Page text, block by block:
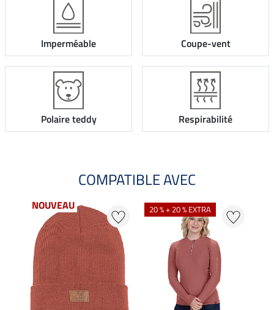
Imperméable Coupe-vent
Polaire teddy Respirabilité
COMPATIBLE AVEC
NOUVEAU 20 % + 20 % EXTRA